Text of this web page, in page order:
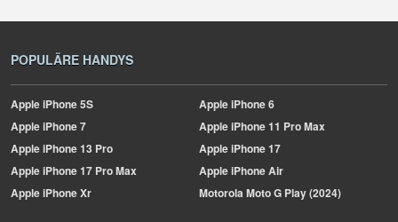
POPULÄRE HANDYS
AppleiPhone 5S AppleiPhone 6
AppleiPhone 7 AppleiPhone 11 Pro Max
AppleiPhone 13 Pro AppleiPhone 17
AppleiPhone 17 Pro Max AppleiPhone Air
AppleiPhone Xr MotorolaMoto G Play (2024)